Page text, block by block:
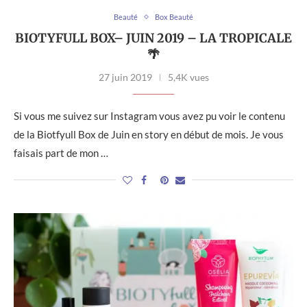
Beauté Box Beauté
BIOTYFULL BOX– JUIN 2019 – LA TROPICALE
🌴
27 juin 2019 5,4K vues
Si vous me suivez sur Instagram vous avez pu voir le contenu
de la Biotfyull Box de Juin en story en début de mois. Je vous
faisais part de mon …